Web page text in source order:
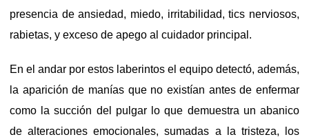
presencia de ansiedad, miedo, irritabilidad, tics nerviosos,
rabietas, y exceso de apego al cuidador principal.
En el andar por estos laberintos el equipo detectó, además,
la aparición de manías que no existían antes de enfermar
como la succión del pulgar lo que demuestra un abanico
de alteraciones emocionales, sumadas a la tristeza, los